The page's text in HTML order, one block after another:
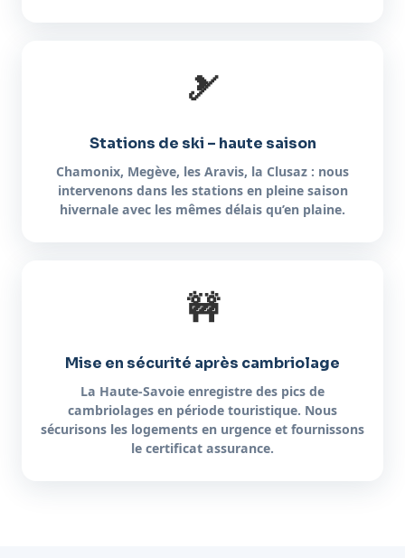
🎿
Stations de ski – haute saison
Chamonix, Megève, les Aravis, la Clusaz : nous
intervenons dans les stations en pleine saison
hivernale avec les mêmes délais qu’en plaine.
🚧
Mise en sécurité après cambriolage
La Haute-Savoie enregistre des pics de
cambriolages en période touristique. Nous
sécurisons les logements en urgence et fournissons
le certificat assurance.